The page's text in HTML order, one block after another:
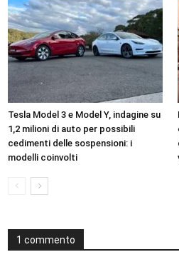
Tesla Model 3 e Model Y, indagine su
1,2 milioni di auto per possibili
cedimenti delle sospensioni: i
modelli coinvolti
1 commento